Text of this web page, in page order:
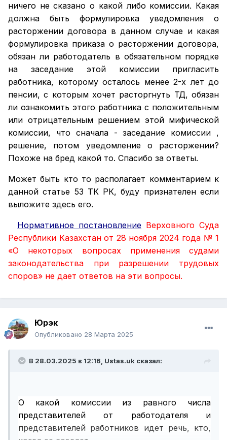
ничего не сказано о какой либо комиссии. Какая
должна быть формулировка уведомления о
расторжении договора в данном случае и какая
формулировка приказа о расторжении договора,
обязан ли работодатель в обязательном порядке
на заседание этой комиссии пригласить
работника, которому осталось менее 2-х лет до
пенсии, с которым хочет расторгнуть ТД, обязан
ли ознакомить этого работника с положительным
или отрицательным решением этой мифической
комиссии, что сначала - заседание комиссии ,
решение, потом уведомление о расторжении?
Похоже на бред какой то. Спасибо за ответы.
Может быть кто то располагает комментарием к
данной статье 53 ТК РК, буду признателен если
выложите здесь его.
Нормативное постановление Верховного Суда
Республики Казахстан от 28 ноября 2024 года № 1
«О некоторых вопросах применения судами
законодательства при разрешении трудовых
споров» не дает ответов на эти вопросы.
Юрэк
Опубликовано 28 Марта 2025
В 28.03.2025 в 12:16, Ustas.uk сказал:
О какой комиссии из равного числа
представителей от работодателя и
представителей работников идет речь, кто,